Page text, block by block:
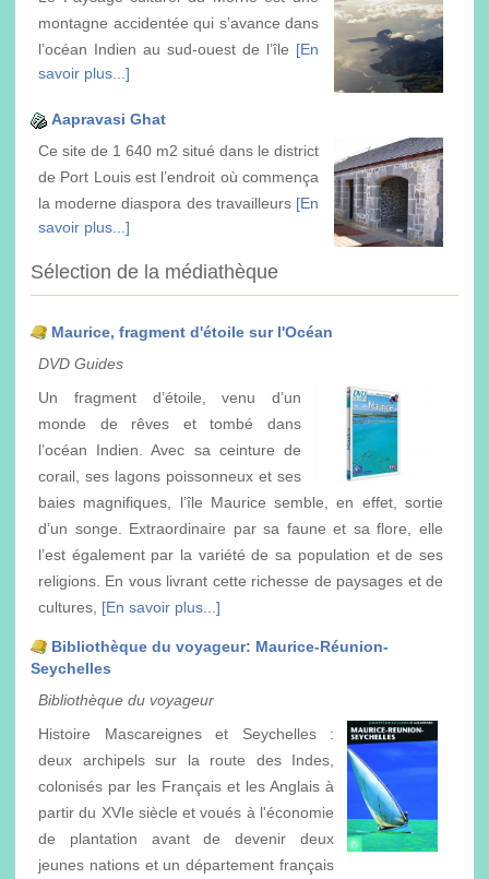
montagne accidentée qui s’avance dans
l’océan Indien au sud-ouest de l’île [En
savoir plus...]
Aapravasi Ghat
Ce site de 1 640 m2 situé dans le district
de Port Louis est l’endroit où commença
la moderne diaspora des travailleurs [En
savoir plus...]
Sélection de la médiathèque
Maurice, fragment d'étoile sur l'Océan
DVD Guides
Un fragment d’étoile, venu d’un
monde de rêves et tombé dans
l’océan Indien. Avec sa ceinture de
corail, ses lagons poissonneux et ses
baies magnifiques, l’île Maurice semble, en effet, sortie
d’un songe. Extraordinaire par sa faune et sa flore, elle
l’est également par la variété de sa population et de ses
religions. En vous livrant cette richesse de paysages et de
cultures, [En savoir plus...]
Bibliothèque du voyageur: Maurice-Réunion-
Seychelles
Bibliothèque du voyageur
Histoire Mascareignes et Seychelles :
deux archipels sur la route des Indes,
colonisés par les Français et les Anglais à
partir du XVIe siècle et voués à l'économie
de plantation avant de devenir deux
jeunes nations et un département français